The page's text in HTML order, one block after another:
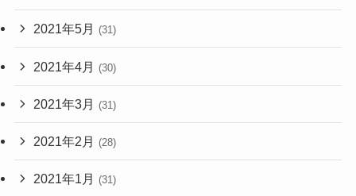
2021年5月 (31)
2021年4月 (30)
2021年3月 (31)
2021年2月 (28)
2021年1月 (31)